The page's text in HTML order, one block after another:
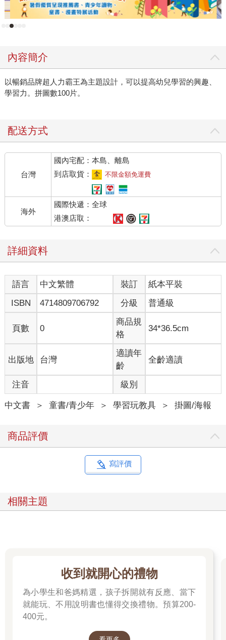
內容簡介
以暢銷品牌超人力霸王為主題設計，可以提高幼兒學習的興趣、
學習力。拼圖數100片。
配送方式
台灣
國內宅配：本島、離島
到店取貨：
不限金額免運費
海外
國際快遞：全球
港澳店取：
詳細資料
語言 中文繁體 裝訂
紙本平裝
ISBN
4714809706792 分級 普通級
頁數 0
商品規
格
34*36.5cm
出版地 台灣
適讀年
齡
全齡適讀
注音 級別
中文書 ＞ 童書/青少年 ＞ 學習玩教具 ＞ 掛圖/海報
商品評價
寫評價
相關主題
收到就開心的禮物
為小學生和爸媽精選，孩子拆開就有反應、當下
就能玩、不用說明書也懂得交換禮物。預算200-
400元。